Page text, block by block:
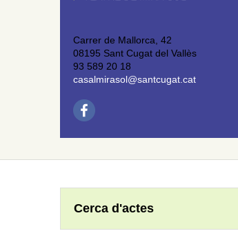
Carrer de Mallorca, 42
08195 Sant Cugat del Vallès
93 589 20 18
casalmirasol@santcugat.cat
Cerca d'actes